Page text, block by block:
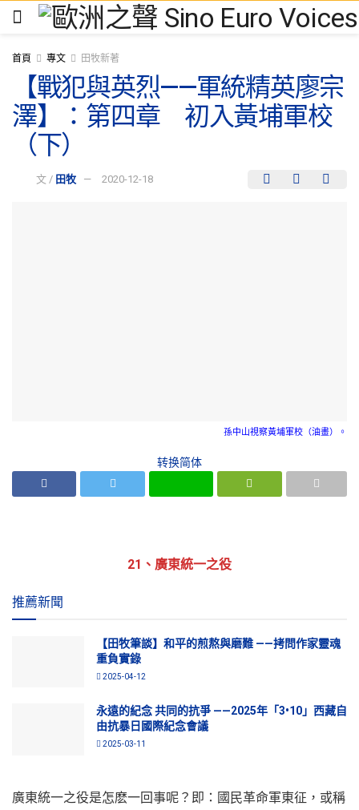
首頁 專文 田牧新著
【戰犯與英烈——軍統精英廖宗
澤】：第四章 初入黃埔軍校
（下）
文 / 田牧 2020-12-18
孫中山視察黃埔軍校（油畫）。
转换简体
21、廣東統一之役
推薦新聞
【田牧筆談】和平的煎熬與磨難 ——拷問作家靈魂
重負實錄
2025-04-12
永遠的紀念 共同的抗爭 ——2025年「3•10」西藏自
由抗暴日國際紀念會議
2025-03-11
廣東統一之役是怎麽一回事呢？即：國民革命軍東征，或稱